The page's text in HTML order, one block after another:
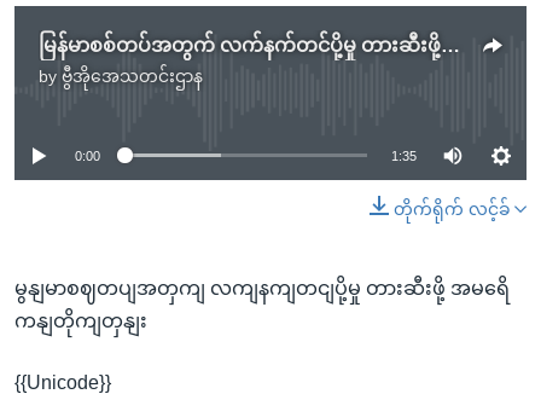
မြန်မာစစ်တပ်အတွက် လက်နက်တင်ပို့မှု တားဆီးဖို့ အမေရိကန်တိုက်တွန်း
by ဗွီအိုအေသတင်းဌာန
No media source currently available
0:00 1:35
တိုက်ရိုက် လင့်ခ်
မွနျမာစဈတပျအတှကျ လကျနကျတငျပို့မှု တားဆီးဖို့ အမရေိ
ကနျတိုကျတှနျး
{{Unicode}}